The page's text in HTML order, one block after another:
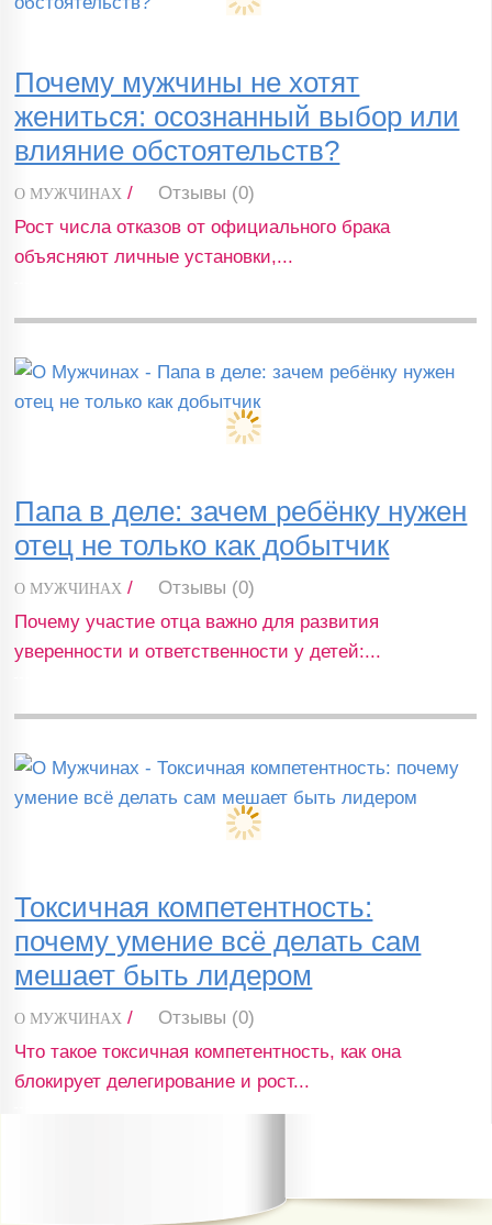
Почему мужчины не хотят
жениться: осознанный выбор или
влияние обстоятельств?
О МУЖЧИНАХ /
Отзывы (0)
Рост числа отказов от официального брака
объясняют личные установки,...
Папа в деле: зачем ребёнку нужен
отец не только как добытчик
О МУЖЧИНАХ /
Отзывы (0)
Почему участие отца важно для развития
уверенности и ответственности у детей:...
Токсичная компетентность:
почему умение всё делать сам
мешает быть лидером
О МУЖЧИНАХ /
Отзывы (0)
Что такое токсичная компетентность, как она
блокирует делегирование и рост...